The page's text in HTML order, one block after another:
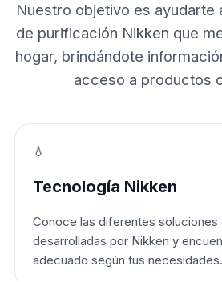
Nuestro objetivo es ayudarte
de purificación Nikken que
hogar, brindándote
acceso a productos
💧
Tecnología Nikken
Conoce las diferentes soluciones
desarrolladas por Nikken y
adecuado según tus necesidades.